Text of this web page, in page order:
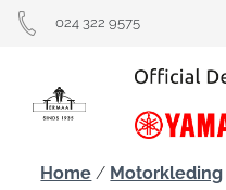
024 322 9575
Home / Motorkleding